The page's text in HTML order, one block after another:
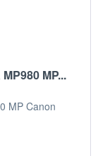
MP...
MP Canon